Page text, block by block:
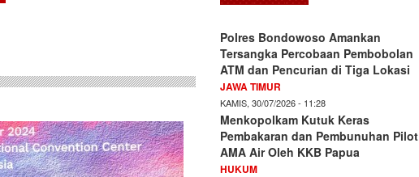
Polres Bondowoso Amankan
Tersangka Percobaan Pembobolan
ATM dan Pencurian di Tiga Lokasi
JAWA TIMUR
KAMIS, 30/07/2026 - 11:28
Menkopolkam Kutuk Keras
Pembakaran dan Pembunuhan Pilot
AMA Air Oleh KKB Papua
HUKUM